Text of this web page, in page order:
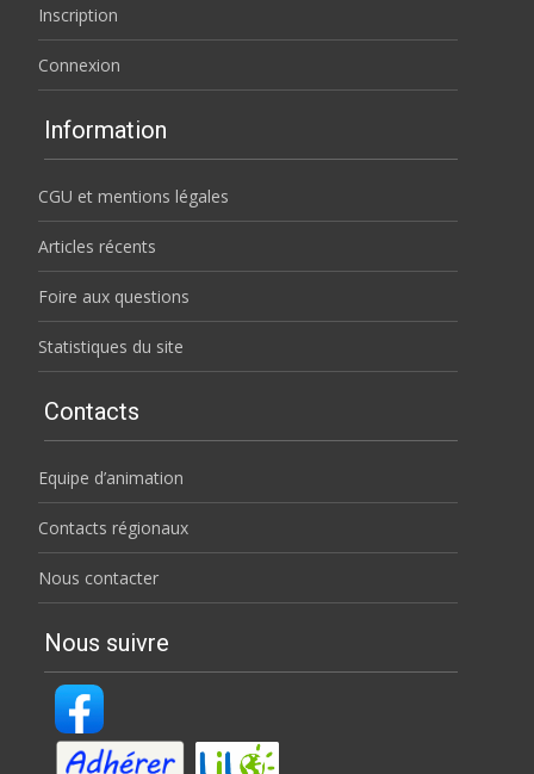
Inscription
Connexion
Information
CGU et mentions légales
Articles récents
Foire aux questions
Statistiques du site
Contacts
Equipe d’animation
Contacts régionaux
Nous contacter
Nous suivre